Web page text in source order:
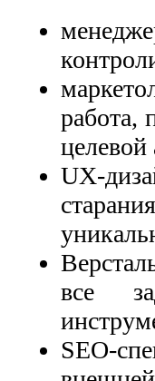
работа,
целевой
UX-
все
SEO-